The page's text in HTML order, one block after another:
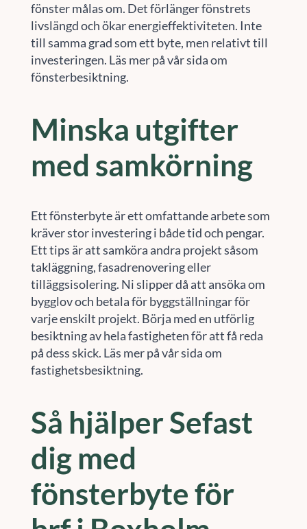
fönster målas om. Det förlänger fönstrets
livslängd och ökar energieffektiviteten. Inte
till samma grad som ett byte, men relativt till
investeringen. Läs mer på vår sida om
fönsterbesiktning.
Minska utgifter
med samkörning
Ett fönsterbyte är ett omfattande arbete som
kräver stor investering i både tid och pengar.
Ett tips är att samköra andra projekt såsom
takläggning, fasadrenovering eller
tilläggsisolering. Ni slipper då att ansöka om
bygglov och betala för byggställningar för
varje enskilt projekt. Börja med en utförlig
besiktning av hela fastigheten för att få reda
på dess skick. Läs mer på vår sida om
fastighetsbesiktning.
Så hjälper Sefast
dig med
fönsterbyte för